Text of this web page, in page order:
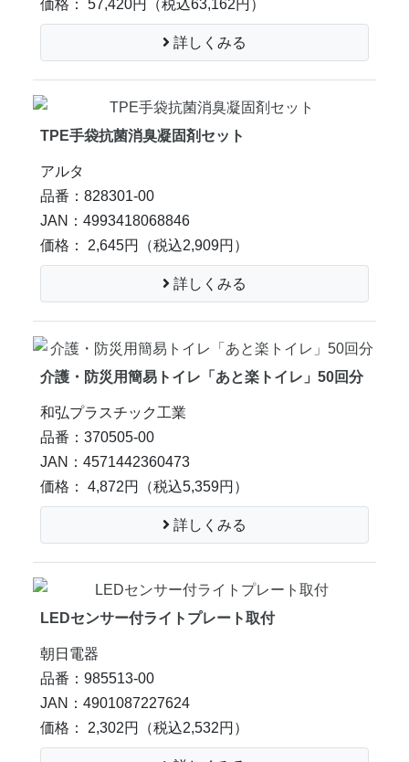
価格： 57,420円 （税込63,162円）
詳しくみる
TPE手袋抗菌消臭凝固剤セット
アルタ
品番：828301-00
JAN：4993418068846
価格： 2,645円
（税込2,909円）
詳しくみる
介護・防災用簡易トイレ「あと楽トイレ」50回分
和弘プラスチック工業
品番：370505-00
JAN：4571442360473
価格： 4,872円
（税込5,359円）
詳しくみる
LEDセンサー付ライトプレート取付
朝日電器
品番：985513-00
JAN：4901087227624
価格： 2,302円
（税込2,532円）